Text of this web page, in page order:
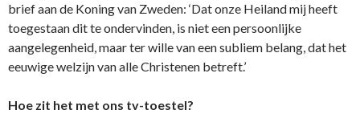
brief aan de Koning van Zweden: ‘Dat o­nze Heiland mij heeft
toegestaan dit te o­ndervinden, is niet een persoonlijke
aangelegenheid, maar ter wille van een subliem belang, dat het
eeuwige welzijn van alle Christenen betreft.’
Hoe zit het met o­ns tv-toestel?